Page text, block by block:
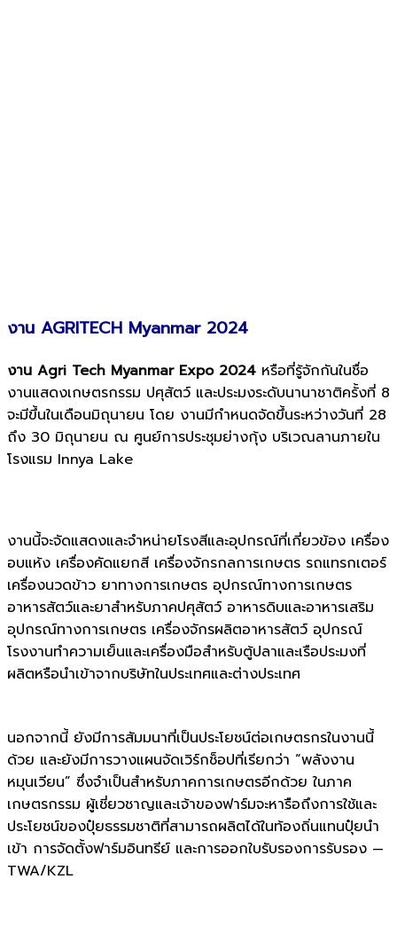
งาน AGRITECH Myanmar 2024
งาน Agri Tech Myanmar Expo 2024 หรือที่รู้จักกันในชื่อ
งานแสดงเกษตรกรรม ปศุสัตว์ และประมงระดับนานาชาติครั้งที่ 8
จะมีขึ้นในเดือนมิถุนายน โดย งานมีกำหนดจัดขึ้นระหว่างวันที่ 28
ถึง 30 มิถุนายน ณ ศูนย์การประชุมย่างกุ้ง บริเวณลานภายใน
โรงแรม Innya Lake
งานนี้จะจัดแสดงและจำหน่ายโรงสีและอุปกรณ์ที่เกี่ยวข้อง เครื่อง
อบแห้ง เครื่องคัดแยกสี เครื่องจักรกลการเกษตร รถแทรกเตอร์
เครื่องนวดข้าว ยาทางการเกษตร อุปกรณ์ทางการเกษตร
อาหารสัตว์และยาสำหรับภาคปศุสัตว์ อาหารดิบและอาหารเสริม
อุปกรณ์ทางการเกษตร เครื่องจักรผลิตอาหารสัตว์ อุปกรณ์
โรงงานทำความเย็นและเครื่องมือสำหรับตู้ปลาและเรือประมงที่
ผลิตหรือนำเข้าจากบริษัทในประเทศและต่างประเทศ
นอกจากนี้ ยังมีการสัมมนาที่เป็นประโยชน์ต่อเกษตรกรในงานนี้
ด้วย และยังมีการวางแผนจัดเวิร์กช็อปที่เรียกว่า “พลังงาน
หมุนเวียน” ซึ่งจำเป็นสำหรับภาคการเกษตรอีกด้วยในภาค
เกษตรกรรม ผู้เชี่ยวชาญและเจ้าของฟาร์มจะหารือถึงการใช้และ
ประโยชน์ของปุ๋ยธรรมชาติที่สามารถผลิตได้ในท้องถิ่นแทนปุ๋ยนำ
เข้า การจัดตั้งฟาร์มอินทรีย์ และการออกใบรับรองการรับรอง —
TWA/KZL